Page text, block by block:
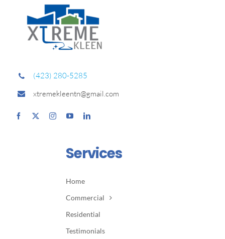
(423) 280-5285
xtremekleentn@gmail.com
Services
Home
Commercial
Residential
Testimonials